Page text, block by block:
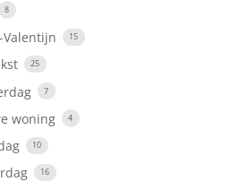
8
Valentijn 15
25
7
woning 4
10
16